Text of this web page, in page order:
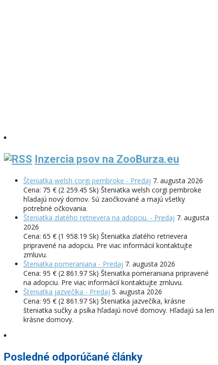
Inzercia psov na ZooBurza.eu
Šteniatka welsh corgi pembroke - Predaj 7. augusta 2026
Cena: 75 € (2 259.45 Sk) Šteniatka welsh corgi pembroke
hľadajú nový domov. Sú zaočkované a majú všetky
potrebné očkovania.
Šteniatka zlatého retrievera na adopciu. - Predaj 7. augusta
2026
Cena: 65 € (1 958.19 Sk) Šteniatka zlatého retrievera
pripravené na adopciu. Pre viac informácií kontaktujte
zmluvu.
Šteniatka pomeraniana - Predaj 7. augusta 2026
Cena: 95 € (2 861.97 Sk) Šteniatka pomeraniana pripravené
na adopciu. Pre viac informácií kontaktujte zmluvu.
Šteniatka jazvečíka - Predaj 5. augusta 2026
Cena: 95 € (2 861.97 Sk) Šteniatka jazvečíka, krásne
šteniatka sučky a psíka hľadajú nové domovy. Hľadajú sa len
krásne domovy.
Posledné odporúčané články